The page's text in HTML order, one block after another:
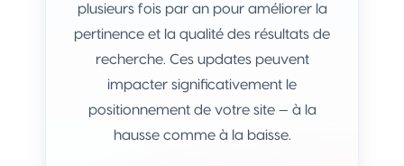
plusieurs fois par an pour améliorer la
pertinence et la qualité des résultats de
recherche. Ces updates peuvent
impacter significativement le
positionnement de votre site — à la
hausse comme à la baisse.